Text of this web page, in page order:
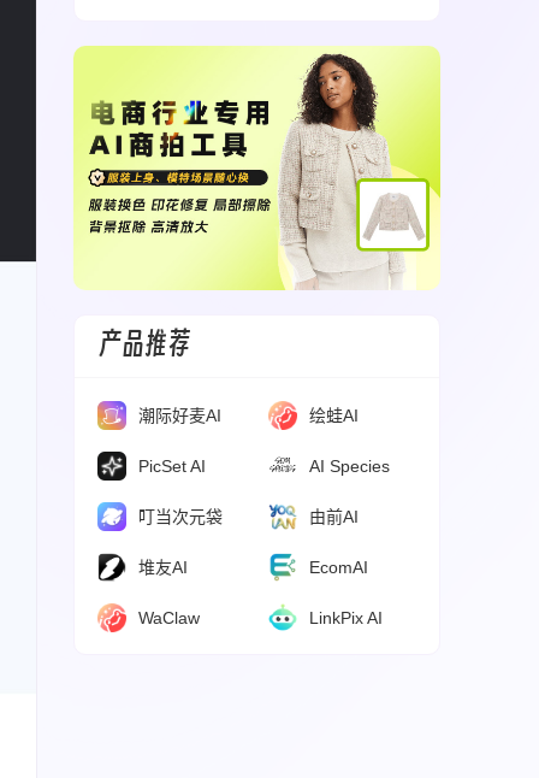
产品推荐
潮际好麦AI 绘蛙AI
PicSet AI AI Species
叮当次元袋 由前AI
堆友AI EcomAI
WaClaw LinkPix AI